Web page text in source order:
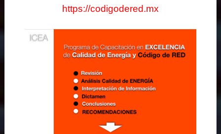
https://codigodered.mx